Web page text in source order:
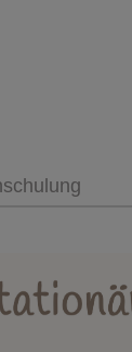
Produkte
Instagram